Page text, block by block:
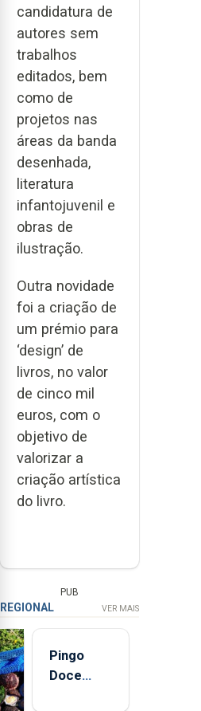
candidatura de
autores sem
trabalhos
editados, bem
como de
projetos nas
áreas da banda
desenhada,
literatura
infantojuvenil e
obras de
ilustração.
Outra novidade
foi a criação de
um prémio para
‘design’ de
livros, no valor
de cinco mil
euros, com o
objetivo de
valorizar a
criação artística
do livro.
PUB
REGIONAL VER MAIS
Pingo
Doce